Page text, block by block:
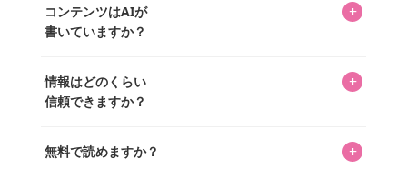
があり、そこからジャンプできます。
ています。記事内の99%を超えるほぼすべての写真も、1枚
ずつ心を込めて自分たちで撮影したものです。さらに、10
ッズを収集し、月に1,000点の新商品を選定・購入する編集
長KOSが全記事を監修しています。
コンテンツはAIが
書いていますか？
+
書いています。AIは使用していません。編集長KOSが最終確
認を行い、手動で更新しています。
情報はどのくらい
信頼できますか？
+
いをお届けすることは保証します。なお、記事内に価格は
無料で読めますか？ +